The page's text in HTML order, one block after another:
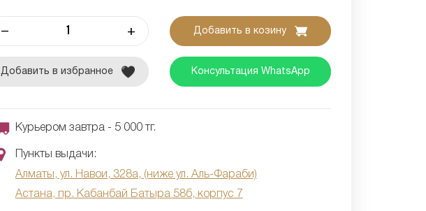
– + Добавить в козину
Добавить в избранное Консультация WhatsApp
Курьером завтра - 5 000 тг.
Пункты выдачи:
Алматы, ул. Навои, 328а, (ниже ул. Аль-Фараби)
Астана, пр. Кабанбай Батыра 58б, корпус 7